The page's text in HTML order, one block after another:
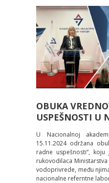
OBUKA
USPEŠNOSTI U
U Nacionalnoj
15.11.2024 održana
radne uspešnosti“,
rukovodilaca
vodoprivrede, među
nacionalne referntne